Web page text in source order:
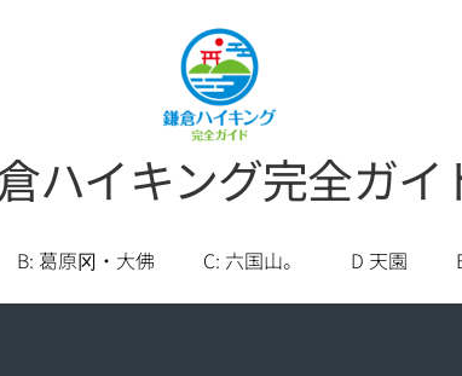
ハイキング完全ガイ
B: 葛原冈・大佛 C: 六国山。 D 天園